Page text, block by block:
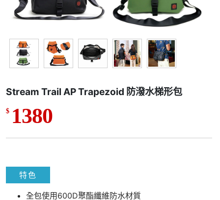
Stream Trail AP Trapezoid 防潑水梯形包
$ 1380
特色
全包使用600D聚酯纖維防水材質